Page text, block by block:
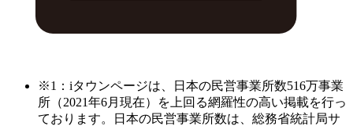
※1：iタウンページは、日本の民営事業所数516万事業
所（2021年6月現在）を上回る網羅性の高い掲載を行っ
ております。日本の民営事業所数は、総務省統計局サ